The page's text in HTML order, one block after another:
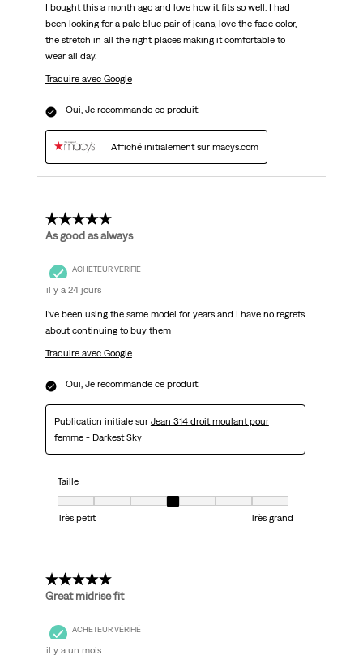
I bought this a month ago and love how it fits so well. I had
been looking for a pale blue pair of jeans, love the fade color,
the stretch in all the right places making it comfortable to
wear all day.
Traduire avec Google
Oui, Je recommande ce produit.
Affiché initialement sur macys.com
5 étoile(s) sur 5.
As good as always
ACHETEUR VÉRIFIÉ
il y a 24 jours
I’ve been using the same model for years and I have no regrets
about continuing to buy them
Traduire avec Google
Oui, Je recommande ce produit.
Publication initiale sur Jean 314 droit moulant pour
femme - Darkest Sky
Taille
Taille, 4 sur 7, où 1 est égal à Très petit et 7 est égal à Très grand
Très petit
Très grand
5 étoile(s) sur 5.
Great midrise fit
ACHETEUR VÉRIFIÉ
il y a un mois